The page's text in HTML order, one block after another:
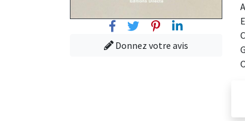
FacebookTwitterPinterest
Linkedin
Donnez votre avis